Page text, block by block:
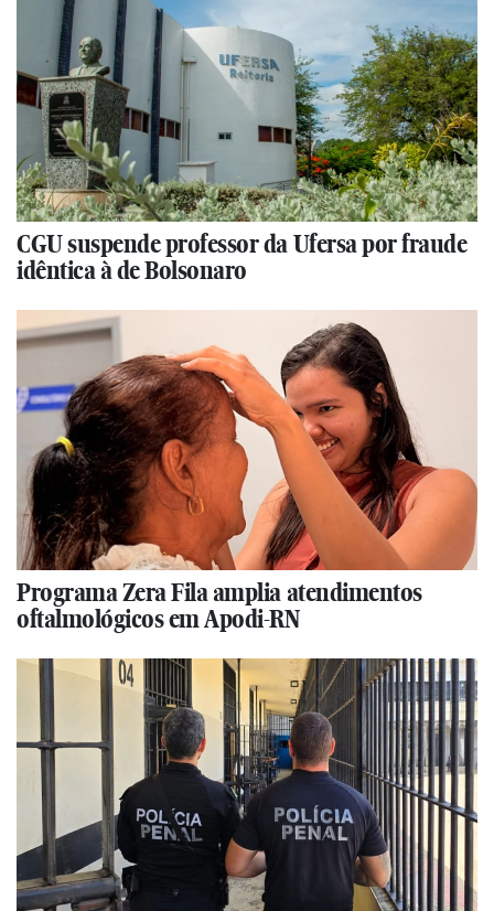
CGU suspende professor da Ufersa por fraude
idêntica à de Bolsonaro
Programa Zera Fila amplia atendimentos
oftalmológicos em Apodi-RN